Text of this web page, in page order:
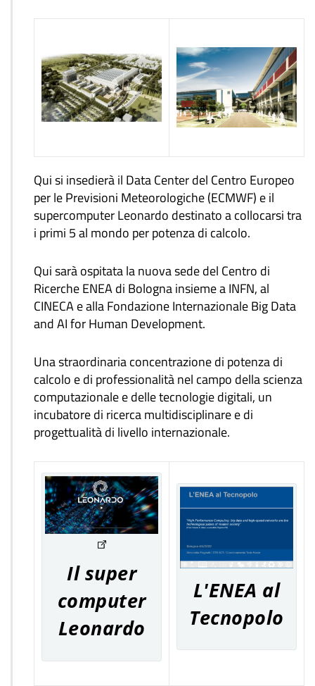
Qui si insedierà il Data Center del Centro Europeo
per le Previsioni Meteorologiche (ECMWF) e il
supercomputer Leonardo destinato a collocarsi tra
i primi 5 al mondo per potenza di calcolo.
Qui sarà ospitata la nuova sede del Centro di
Ricerche ENEA di Bologna insieme a INFN, al
CINECA e alla Fondazione Internazionale Big Data
and AI for Human Development.
Una straordinaria concentrazione di potenza di
calcolo e di professionalità nel campo della scienza
computazionale e delle tecnologie digitali, un
incubatore di ricerca multidisciplinare e di
progettualità di livello internazionale.
Il super
computer
Leonardo
L'ENEA al
Tecnopolo